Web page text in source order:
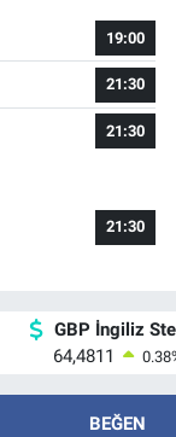
19:00
21:30
21:30
21:30
GBP İngiliz
64,4811
0.38
BEĞEN